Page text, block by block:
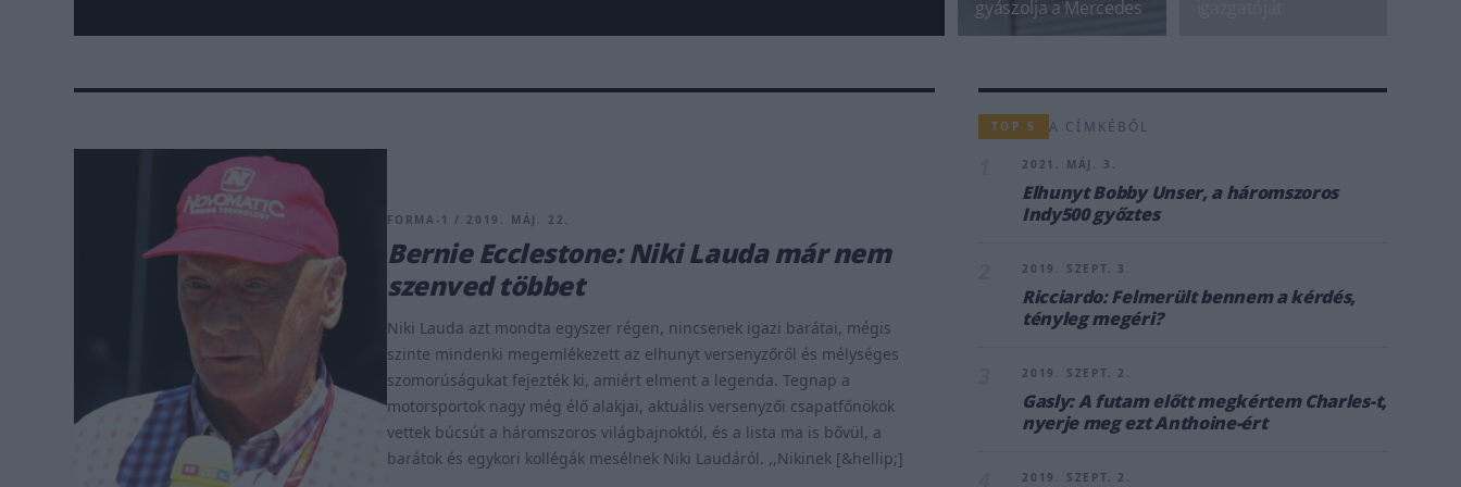
gyászolja a Mercedes
FORMA-1 / 2019. MÁJ. 22.
Bernie Ecclestone: Niki Lauda már nem
szenved többet
Niki Lauda azt mondta egyszer régen, nincsenek igazi barátai, mégis
szinte mindenki megemlékezett az elhunyt versenyzőről és mélységes
szomorúságukat fejezték ki, amiért elment a legenda. Tegnap a
motorsportok nagy még élő alakjai, aktuális versenyzői csapatfőnökök
vettek búcsút a háromszoros világbajnoktól, és a lista ma is bővül, a
barátok és egykori kollégák mesélnek Niki Laudáról. ,,Nikinek [&hellip;]
TOP 5 A CÍMKÉBŐL
2021. MÁJ. 3.
Elhunyt Bobby Unser, a háromszoros
Indy500 győztes
2019. SZEPT. 3.
Ricciardo: Felmerült bennem a kérdés,
tényleg megéri?
2019. SZEPT. 2.
Gasly: A futam előtt megkértem Charles-t,
nyerje meg ezt Anthoine-ért
2019. SZEPT. 2.